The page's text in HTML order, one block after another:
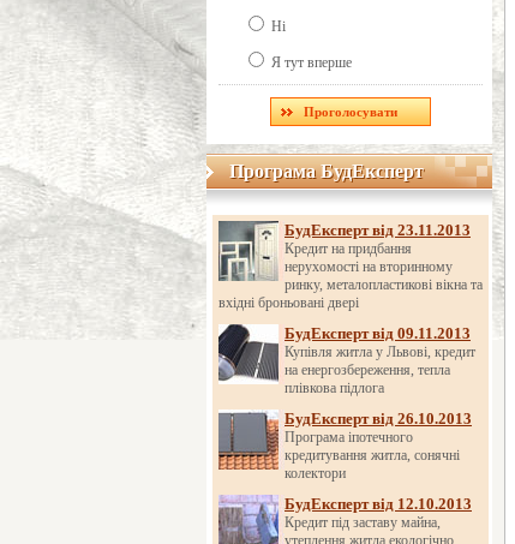
Ні
Я тут вперше
Програма БудЕксперт
Програма БудЕксперт
БудЕксперт від 23.11.2013
Кредит на придбання
нерухомості на вторинному
ринку, металопластикові вікна та
вхідні броньовані двері
БудЕксперт від 09.11.2013
Купівля житла у Львові, кредит
на енергозбереження, тепла
плівкова підлога
БудЕксперт від 26.10.2013
Програма іпотечного
кредитування житла, сонячні
колектори
БудЕксперт від 12.10.2013
Кредит під заставу майна,
утеплення житла екологічно